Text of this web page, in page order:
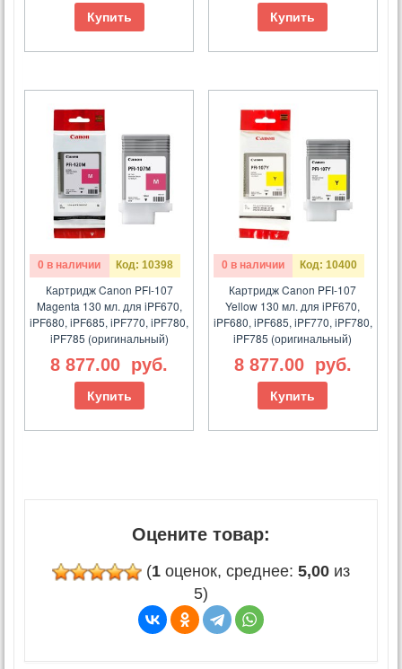
Купить Купить
0 в наличии Код: 10398
Картридж Canon PFI-107
Magenta 130 мл. для iPF670,
iPF680, iPF685, iPF770, iPF780,
iPF785 (оригинальный)
8 877.00 руб.
Купить
0 в наличии Код: 10400
Картридж Canon PFI-107
Yellow 130 мл. для iPF670,
iPF680, iPF685, iPF770, iPF780,
iPF785 (оригинальный)
8 877.00 руб.
Купить
Оцените товар:
(1 оценок, среднее: 5,00 из
5)